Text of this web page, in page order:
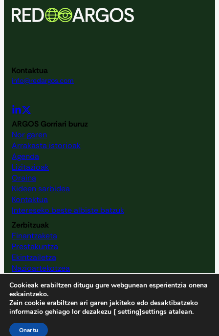
Kontaktua
info@redargos.com
ARGOS Gorriari buruz
Nor garen
Arrakasta istorioak
Agenda
Lizitazioak
Oraina
Kideen sarbidea
Kontaktua
Intereseko beste albiste batzuk
Zerbitzuak
Finantzaketa
Prestakuntza
Ekintzailetza
Nazioartekotzea
Zibersegurtasuneko kontzientziazioa
Cookieak erabiltzen ditugu gure webgunean esperientzia onena
eskaintzeko.
Zein cookie erabiltzen ari garen jakiteko edo desaktibatzeko
informazio gehiago lor dezakezu [ setting]settings atalean.
Onartu